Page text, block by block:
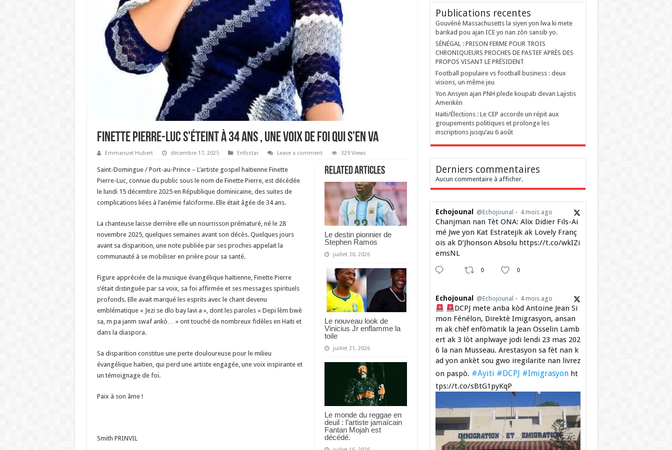
Finette Pierre-Luc s’éteint à 34 ans , une voix de foi qui s’en va
Emmanuel Hubert décembre 17, 2025 Enfostar Leave a comment 329 Views
Related Articles
Le destin pionnier de
Stephen Ramos
juillet 30, 2026
Le nouveau look de
Vinicius Jr enflamme la
toile
juillet 21, 2026
Le monde du reggae en
deuil : l’artiste jamaïcain
Fantan Mojah est
décédé.
Saint-Domingue / Port-au-Prince – L’artiste gospel haïtienne Finette
Pierre-Luc, connue du public sous le nom de Finette Pierre, est décédée
le lundi 15 décembre 2025 en République dominicaine, des suites de
complications liées à l’anémie falciforme. Elle était âgée de 34 ans.
La chanteuse laisse derrière elle un nourrisson prématuré, né le 28
novembre 2025, quelques semaines avant son décès. Quelques jours
avant sa disparition, une note publiée par ses proches appelait la
communauté à se mobiliser en prière pour sa santé.
Figure appréciée de la musique évangélique haïtienne, Finette Pierre
s’était distinguée par sa voix, sa foi affirmée et ses messages spirituels
profonds. Elle avait marqué les esprits avec le chant devenu
emblématique « Jezi se dlo bay lavi a », dont les paroles « Depi lèm bwè
sa, m pa janm swaf ankò… » ont touché de nombreux fidèles en Haïti et
dans la diaspora.
Sa disparition constitue une perte douloureuse pour le milieu
évangélique haïtien, qui perd une artiste engagée, une voix inspirante et
un témoignage de foi.
Paix à son âme !
Smith PRINVIL
Publications recentes
Gouvènè Massachusetts la siyen yon lwa ki mete
barikad pou ajan ICE yo nan zòn sansib yo.
SÉNÉGAL : PRISON FERME POUR TROIS
CHRONIQUEURS PROCHES DE PASTEF APRÈS DES
PROPOS VISANT LE PRÉSIDENT
Football populaire vs football business : deux
visions, un même jeu
Yon Ansyen ajan PNH plede koupab devan Lajistis
Amerikèn
Haïti/Élections : Le CEP accorde un répit aux
groupements politiques et prolonge les
inscriptions jusqu’au 6 août
Derniers commentaires
Aucun commentaire à afficher.
Echojounal @Echojounal 4 mois ago
Chanjman nan Tèt ONA: Alix Didier Fils-Ai
mé Jwe yon Kat Estratejik ak Lovely Franç
ois ak D’Jhonson Absolu https://t.co/wkIZi
emsNL
0 0
Echojounal @Echojounal 4 mois ago
DCPJ mete anba kòd Antoine Jean Si
mon Fénélon, Direktè Imigrasyon, ansan
m ak chèf enfòmatik la Jean Osselin Lamb
ert ak 3 lòt anplwaye jodi lendi 23 mas 202
6 la nan Musseau. Arestasyon sa fèt nan k
ad yon ankèt sou gwo iregilarite nan livrez
on paspò. #Ayiti #DCPJ #Imigrasyonht
tps://t.co/sBtG1pyKqP